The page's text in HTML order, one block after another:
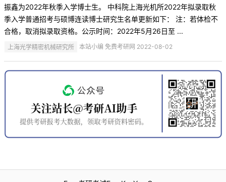
振鑫为2022年秋季入学博士生。 中科院上海光机所2022年拟录取秋
季入学普通招考与硕博连读博士研究生名单更新如下： 注：若体检不
合格，取消拟录取资格。公示时间：2022年5月26日至 ...
上海光学精密机械研究所 本站小编 免费考研网 2022-08-02